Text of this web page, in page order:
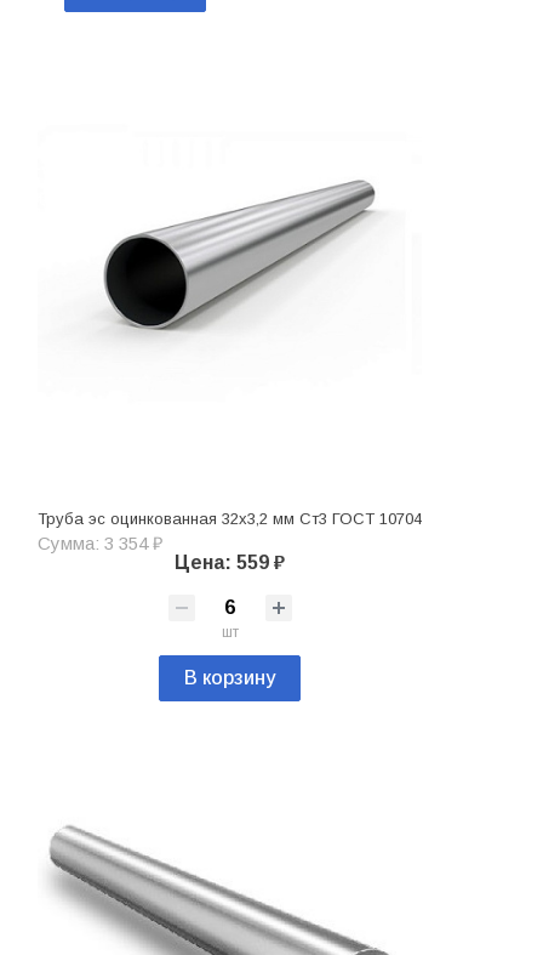
Труба эс оцинкованная 32х3,2 мм Ст3 ГОСТ 10704
Сумма: 3 354 ₽
Цена: 559 ₽
шт
В корзину